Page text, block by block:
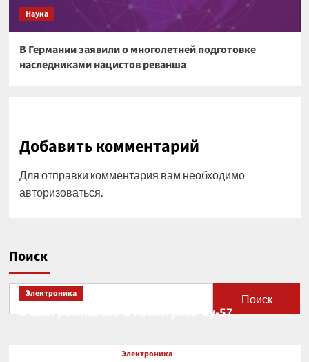
Наука
В Германии заявили о многолетней подготовке
наследниками нацистов реванша
Добавить комментарий
Для отправки комментария вам необходимо
авторизоваться.
Поиск
Поиск
Электроника
В США рассказали о новой роли Су-57
Электроника